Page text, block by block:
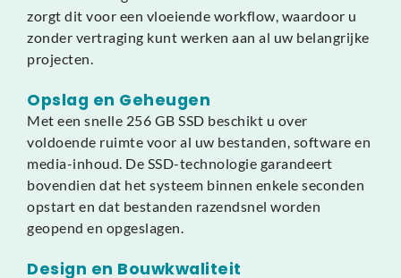
zorgt dit voor een vloeiende workflow, waardoor u
zonder vertraging kunt werken aan al uw belangrijke
projecten.
Opslag en Geheugen
Met een snelle 256 GB SSD beschikt u over
voldoende ruimte voor al uw bestanden, software en
media-inhoud. De SSD-technologie garandeert
bovendien dat het systeem binnen enkele seconden
opstart en dat bestanden razendsnel worden
geopend en opgeslagen.
Design en Bouwkwaliteit